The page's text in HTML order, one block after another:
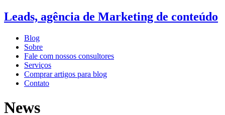
Leads, agência de Marketing de conteúdo
Blog
Sobre
Fale com nossos consultores
Serviços
Comprar artigos para blog
Contato
News